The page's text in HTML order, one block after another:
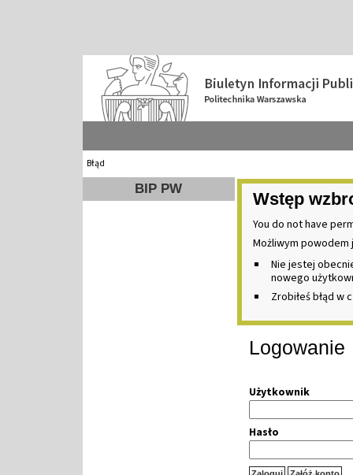
Błąd
BIP PW
Wstęp
You do not have
Możliwym powodem
Nie jestej
nowego
Zrobiłeś błąd w
Logowanie
Użytkownik
Hasło